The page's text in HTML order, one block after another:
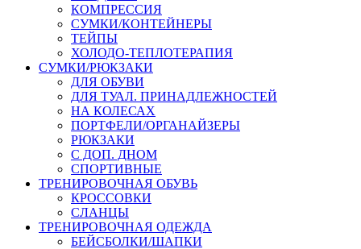
КОМПРЕССИЯ
СУМКИ/КОНТЕЙНЕРЫ
ТЕЙПЫ
ХОЛОДО-ТЕПЛОТЕРАПИЯ
СУМКИ/РЮКЗАКИ
ДЛЯ ОБУВИ
ДЛЯ ТУАЛ. ПРИНАДЛЕЖНОСТЕЙ
НА КОЛЕСАХ
ПОРТФЕЛИ/ОРГАНАЙЗЕРЫ
РЮКЗАКИ
С ДОП. ДНОМ
СПОРТИВНЫЕ
ТРЕНИРОВОЧНАЯ ОБУВЬ
КРОССОВКИ
СЛАНЦЫ
ТРЕНИРОВОЧНАЯ ОДЕЖДА
БЕЙСБОЛКИ/ШАПКИ